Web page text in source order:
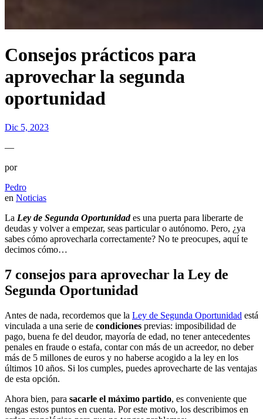
Consejos prácticos para
aprovechar la segunda
oportunidad
Dic 5, 2023
—
por
Pedro
en Noticias
La Ley de Segunda Oportunidades una puerta para liberarte de
deudas y volver a empezar, seas particular o autónomo. Pero, ¿ya
sabes cómo aprovecharla correctamente? No te preocupes, aquí te
decimos cómo…
7 consejos para aprovechar la Ley de
Segunda Oportunidad
Antes de nada, recordemos que la Ley de Segunda Oportunidad está
vinculada a una serie de condiciones previas: imposibilidad de
pago, buena fe del deudor, mayoría de edad, no tener antecedentes
penales en fraude o estafa, contar con más de un acreedor, no deber
más de 5 millones de euros y no haberse acogido a la ley en los
últimos 10 años. Si los cumples, puedes aprovecharte de las ventajas
de esta opción.
Ahora bien, para sacarle el máximo partido, es conveniente que
tengas estos puntos en cuenta. Por este motivo, los describimos en